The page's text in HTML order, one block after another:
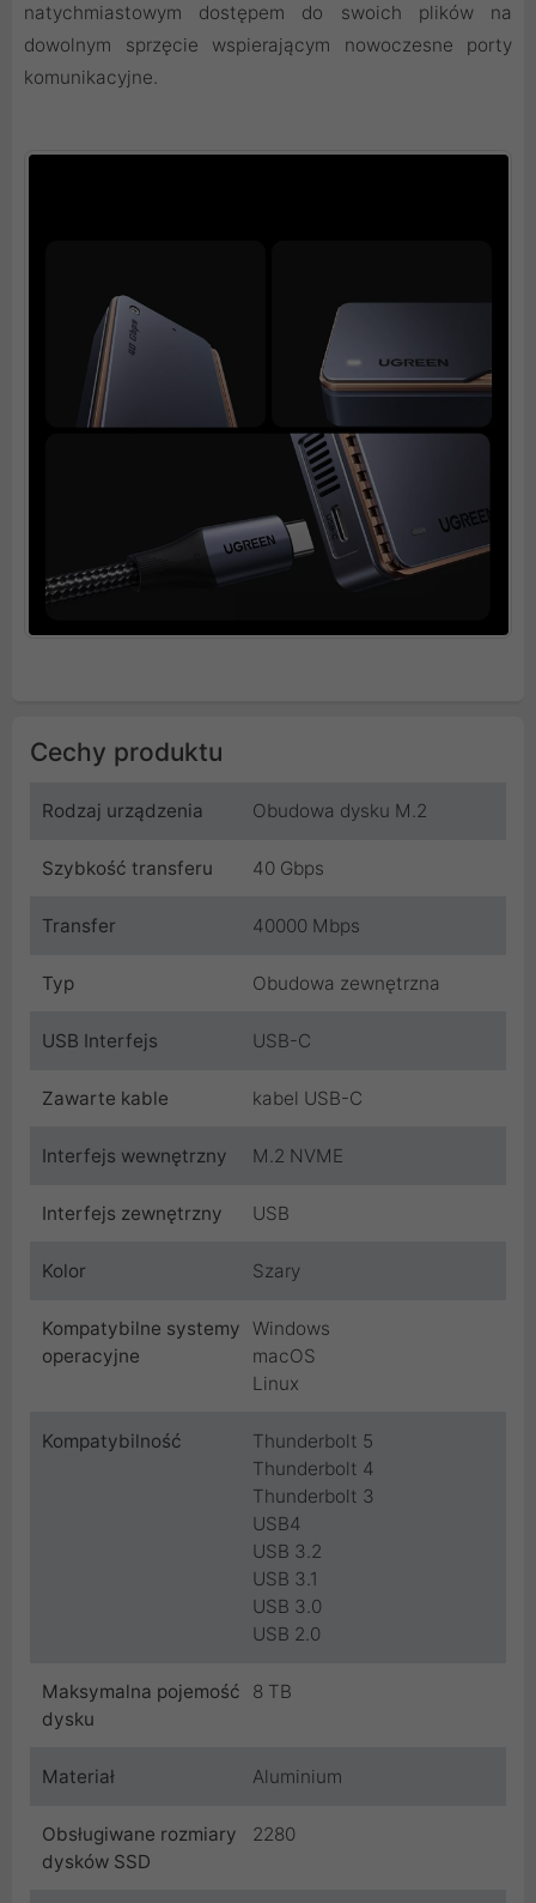
natychmiastowym dostępem do swoich plików na
dowolnym sprzęcie wspierającym nowoczesne porty
komunikacyjne.
Cechy produktu
Rodzaj urządzenia Obudowa dysku M.2
Szybkość transferu 40 Gbps
Transfer 40000 Mbps
Typ Obudowa zewnętrzna
USB Interfejs USB-C
Zawarte kable kabel USB-C
Interfejs wewnętrzny M.2 NVME
Interfejs zewnętrzny USB
Kolor Szary
Kompatybilne systemy
operacyjne
Windows
macOS
Linux
Kompatybilność
Thunderbolt 5
Thunderbolt 4
Thunderbolt 3
USB4
USB 3.2
USB 3.1
USB 3.0
USB 2.0
Maksymalna pojemość
dysku
8 TB
Materiał Aluminium
Obsługiwane rozmiary
dysków SSD
2280